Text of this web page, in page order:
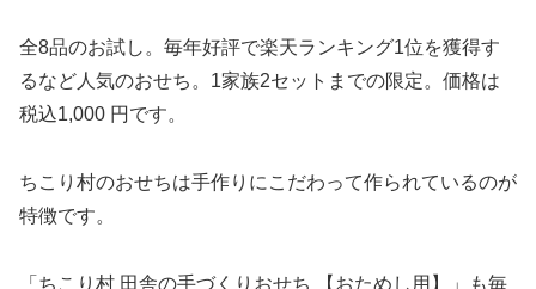
全8品のお試し。毎年好評で楽天ランキング1位を獲得す
るなど人気のおせち。1家族2セットまでの限定。価格は
税込1,000 円です。
ちこり村のおせちは手作りにこだわって作られているのが
特徴です。
「ちこり村 田舎の手づくりおせち 【おためし用】」も毎